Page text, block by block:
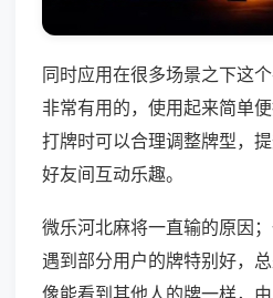
同时应用在很多场景之下这
非常有用的，使用起来简单
打牌时可以合理调整牌型，
好友间互动乐趣。
微乐河北麻将一直输的原因
遇到部分用户的牌特别好，